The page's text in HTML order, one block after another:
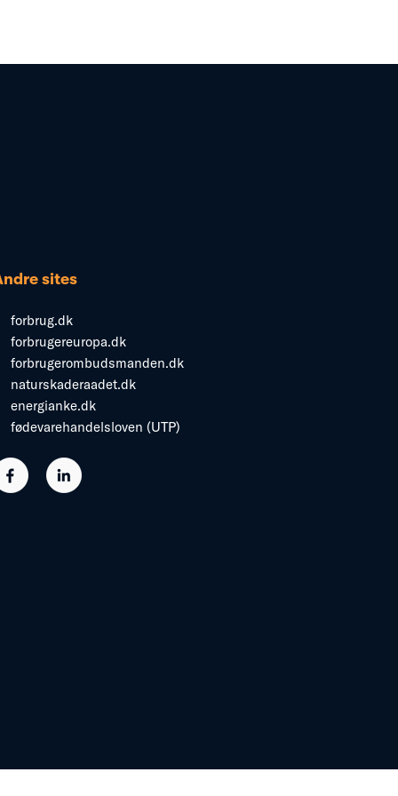
sites
forbrug.dk
forbrugereuropa.dk
forbrugerombudsmanden.dk
naturskaderaadet.dk
energianke.dk
fødevarehandelsloven (UTP)